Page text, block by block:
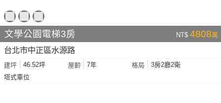
文學公園電梯3房 NT$ 4808萬
台北市中正區水源路
建坪 46.52坪 屋齡 7年 格局
3房2廳2衛
塔式車位